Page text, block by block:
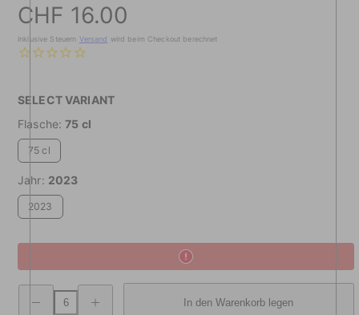
Preis
CHF 16.00
Inklusive Steuern Versand wird beim Checkout berechnet
SELECT VARIANT
Flasche: 75 cl
75 cl
Jahr: 2023
2023
Verringerung
der
Menge
In den Warenkorb legen